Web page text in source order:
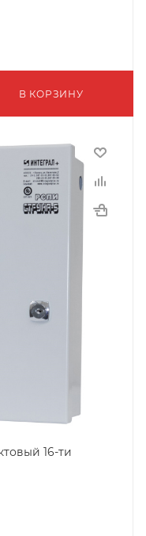
В КОРЗИНУ
16-ти